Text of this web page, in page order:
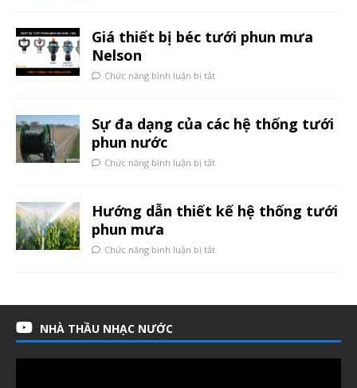
Giá thiết bị béc tưới phun mưa
Nelson
Chức năng bình luận bị tắt
Sự đa dạng của các hệ thống tưới
phun nước
Chức năng bình luận bị tắt
Hướng dẫn thiết kế hệ thống tưới
phun mưa
Chức năng bình luận bị tắt
NHÀ THẦU NHẠC NƯỚC